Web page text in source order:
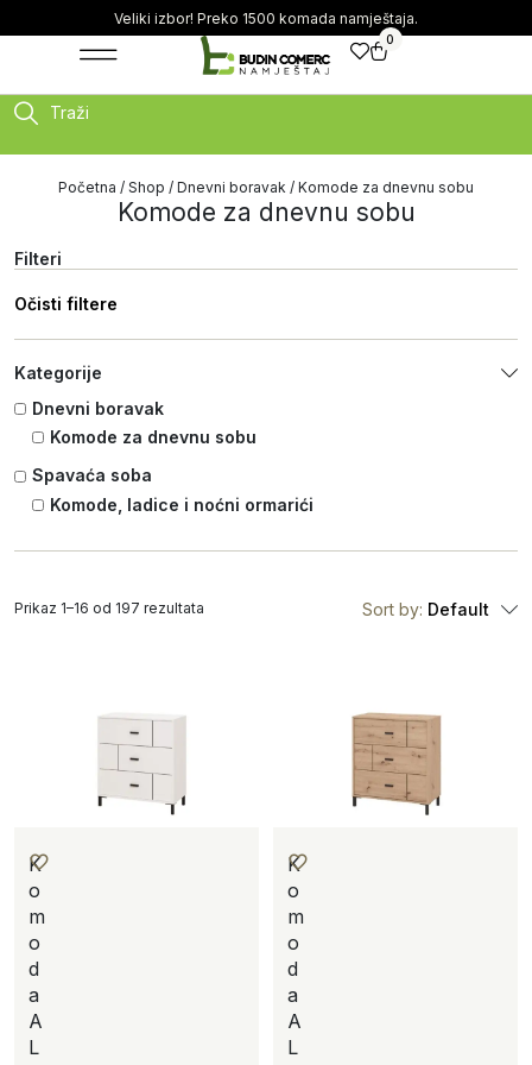
Veliki izbor! Preko 1500 komada namještaja.
0
Traži
Početna / Shop / Dnevni boravak / Komode za dnevnu sobu
Komode za dnevnu sobu
Filteri
Očisti filtere
Kategorije
Dnevni boravak
Komode za dnevnu sobu
Spavaća soba
Komode, ladice i noćni ormarići
Sort by: Default
K
o
m
o
d
a
A
L
K
o
m
o
d
a
A
L
Prikaz 1–16 od 197 rezultata